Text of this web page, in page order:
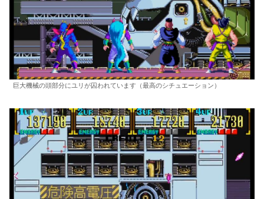
巨大機械の頭部分にユリが囚われています（最高のシチュエーション）